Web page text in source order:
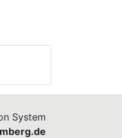
System